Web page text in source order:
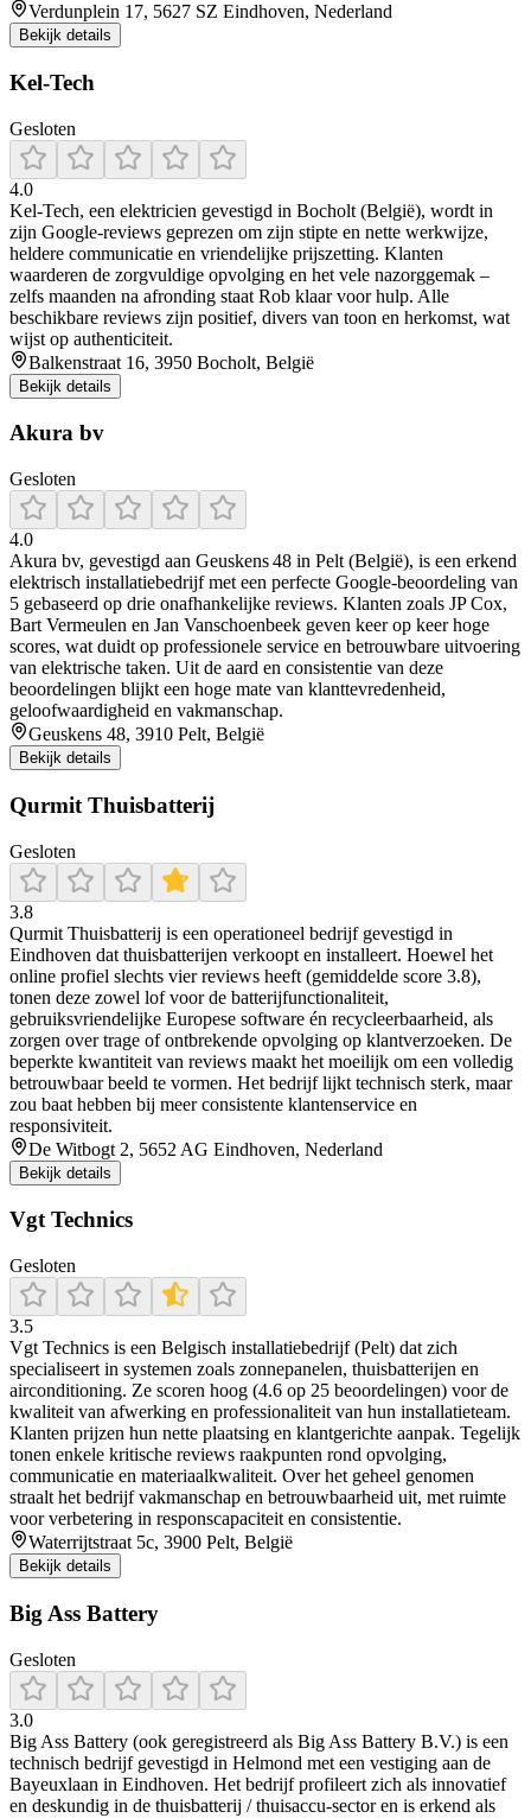
Verdunplein 17, 5627 SZ Eindhoven, Nederland
Bekijk details
Kel-Tech
Gesloten
4.0
Kel‑Tech, een elektricien gevestigd in Bocholt (België), wordt in
zijn Google‑reviews geprezen om zijn stipte en nette werkwijze,
heldere communicatie en vriendelijke prijszetting. Klanten
waarderen de zorgvuldige opvolging en het vele nazorggemak –
zelfs maanden na afronding staat Rob klaar voor hulp. Alle
beschikbare reviews zijn positief, divers van toon en herkomst, wat
wijst op authenticiteit.
Balkenstraat 16, 3950 Bocholt, België
Bekijk details
Akura bv
Gesloten
4.0
Akura bv, gevestigd aan Geuskens 48 in Pelt (België), is een erkend
elektrisch installatiebedrijf met een perfecte Google‑beoordeling van
5 gebaseerd op drie onafhankelijke reviews. Klanten zoals JP Cox,
Bart Vermeulen en Jan Vanschoenbeek geven keer op keer hoge
scores, wat duidt op professionele service en betrouwbare uitvoering
van elektrische taken. Uit de aard en consistentie van deze
beoordelingen blijkt een hoge mate van klanttevredenheid,
geloofwaardigheid en vakmanschap.
Geuskens 48, 3910 Pelt, België
Bekijk details
Qurmit Thuisbatterij
Gesloten
3.8
Qurmit Thuisbatterij is een operationeel bedrijf gevestigd in
Eindhoven dat thuisbatterijen verkoopt en installeert. Hoewel het
online profiel slechts vier reviews heeft (gemiddelde score 3.8),
tonen deze zowel lof voor de batterijfunctionaliteit,
gebruiksvriendelijke Europese software én recycleerbaarheid, als
zorgen over trage of ontbrekende opvolging op klantverzoeken. De
beperkte kwantiteit van reviews maakt het moeilijk om een volledig
betrouwbaar beeld te vormen. Het bedrijf lijkt technisch sterk, maar
zou baat hebben bij meer consistente klantenservice en
responsiviteit.
De Witbogt 2, 5652 AG Eindhoven, Nederland
Bekijk details
Vgt Technics
Gesloten
3.5
Vgt Technics is een Belgisch installatiebedrijf (Pelt) dat zich
specialiseert in systemen zoals zonnepanelen, thuisbatterijen en
airconditioning. Ze scoren hoog (4.6 op 25 beoordelingen) voor de
kwaliteit van afwerking en professionaliteit van hun installatieteam.
Klanten prijzen hun nette plaatsing en klantgerichte aanpak. Tegelijk
tonen enkele kritische reviews raakpunten rond opvolging,
communicatie en materiaalkwaliteit. Over het geheel genomen
straalt het bedrijf vakmanschap en betrouwbaarheid uit, met ruimte
voor verbetering in responscapaciteit en consistentie.
Waterrijtstraat 5c, 3900 Pelt, België
Bekijk details
Big Ass Battery
Gesloten
3.0
Big Ass Battery (ook geregistreerd als Big Ass Battery B.V.) is een
technisch bedrijf gevestigd in Helmond met een vestiging aan de
Bayeuxlaan in Eindhoven. Het bedrijf profileert zich als innovatief
en deskundig in de thuisbatterij / thuisaccu‑sector en is erkend als